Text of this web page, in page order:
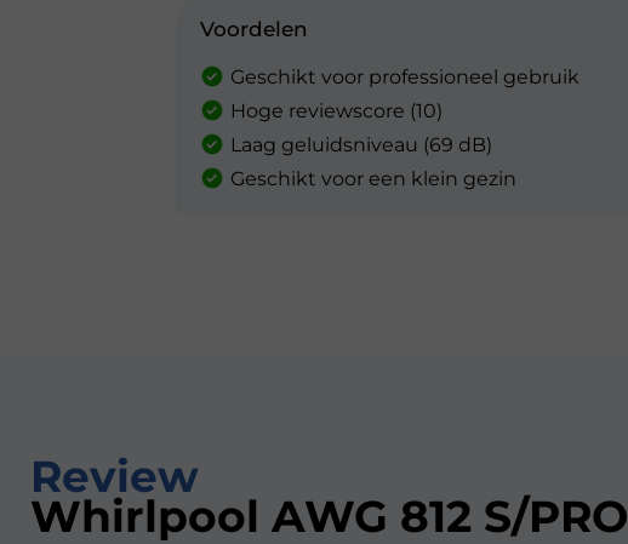
Voordelen
Geschikt voor professioneel gebruik
Hoge reviewscore (10)
Laag geluidsniveau (69 dB)
Geschikt voor een klein gezin
Review
Whirlpool AWG 812 S/PRO